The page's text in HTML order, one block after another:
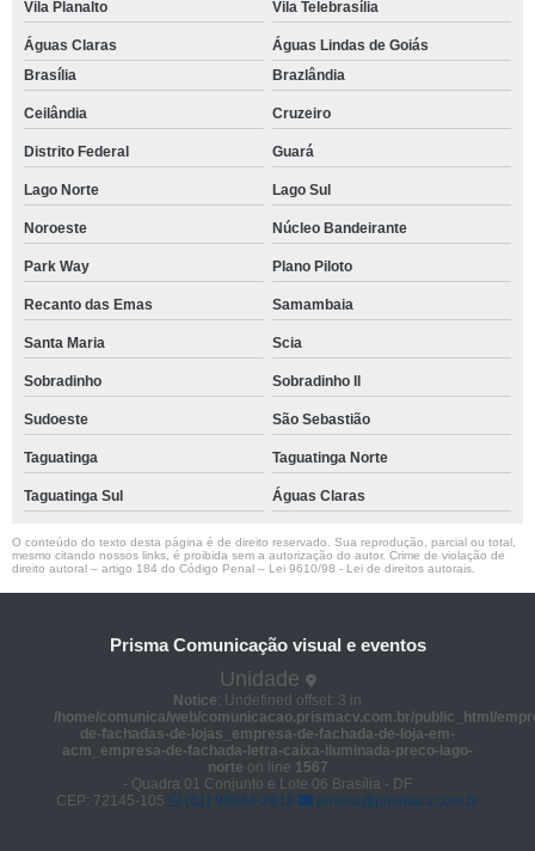
Vila Planalto Vila Telebrasília
Águas Claras
Águas Lindas de Goiás
Brasília
Brazlândia
Ceilândia Cruzeiro
Distrito Federal Guará
Lago Norte Lago Sul
Noroeste Núcleo Bandeirante
Park Way Plano Piloto
Recanto das Emas Samambaia
Santa Maria Scia
Sobradinho Sobradinho ll
Sudoeste São Sebastião
Taguatinga Taguatinga Norte
Taguatinga Sul Águas Claras
O conteúdo do texto desta página é de direito reservado. Sua reprodução, parcial ou total,
mesmo citando nossos links, é proibida sem a autorização do autor. Crime de violação de
direito autoral – artigo 184 do Código Penal – Lei 9610/98 - Lei de direitos autorais
Prisma Comunicação visual e eventos
Unidade
Notice: Undefined offset: 3 in
/home/comunica/web/comunicacao.prismacv.com.br/public_html/
de-fachadas-de-lojas_empresa-de-fachada-de-loja-em-
acm_empresa-de-fachada-letra-caixa-iluminada-preco-lago-
norte on line 1567
- Quadra 01 Conjunto e Lote 06 Brasília - DF
CEP: 72145-105
(61) 98664-2818 prisma@prismacv.com.br